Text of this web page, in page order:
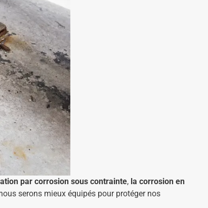
par corrosion sous contrainte, la corrosion en
serons mieux équipés pour protéger nos